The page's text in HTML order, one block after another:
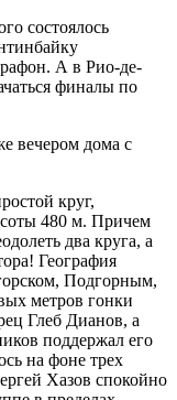
состоялось
А в Рио-де-
финалы по
вечером дома с
круг,
480 м. Причем
два круга, а
География
Подгорным,
метров гонки
Глеб Дианов, а
поддержал его
на фоне трех
Хазов спокойно